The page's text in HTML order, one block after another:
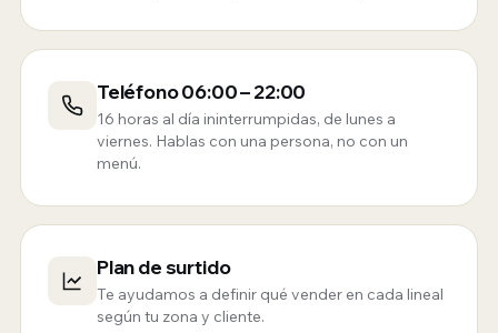
Teléfono 06:00 – 22:00
16 horas al día ininterrumpidas, de lunes a
viernes. Hablas con una persona, no con un
menú.
Plan de surtido
Te ayudamos a definir qué vender en cada lineal
según tu zona y cliente.